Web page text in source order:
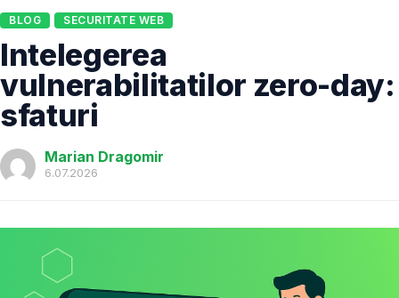
BLOG SECURITATE WEB
Intelegerea
vulnerabilitatilor zero-day:
sfaturi
Marian Dragomir
6.07.2026